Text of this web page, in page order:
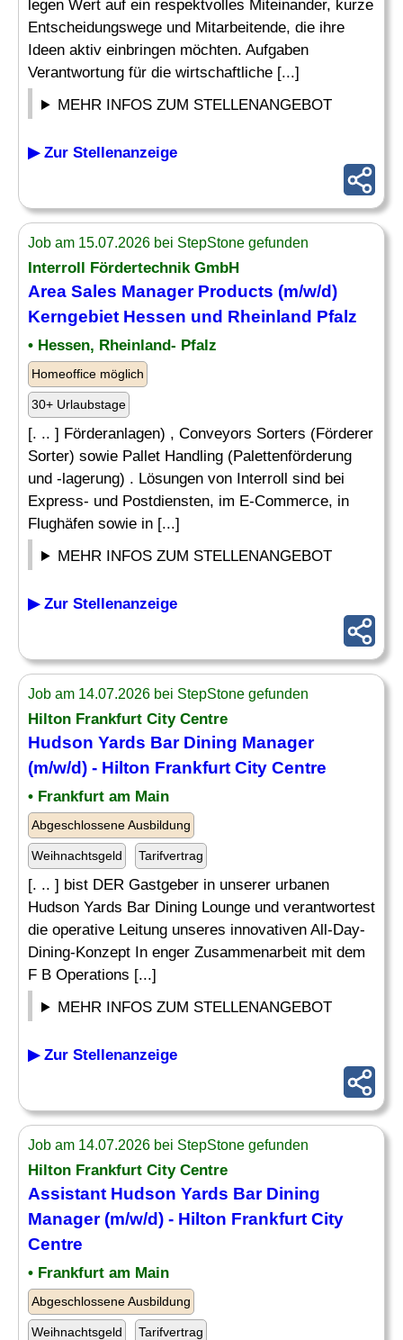
legen Wert auf ein respektvolles Miteinander, kurze
Entscheidungswege und Mitarbeitende, die ihre
Ideen aktiv einbringen möchten. Aufgaben
Verantwortung für die wirtschaftliche [...]
MEHR INFOS ZUM STELLENANGEBOT
▶ Zur Stellenanzeige
Job am 15.07.2026 bei StepStone gefunden
Interroll Fördertechnik GmbH
Area Sales ManagerProducts (m/w/d)
Kerngebiet Hessen und Rheinland Pfalz
• Hessen, Rheinland- Pfalz
Homeoffice möglich
30+ Urlaubstage
[. .. ] Förderanlagen) , Conveyors Sorters (Förderer
Sorter) sowie Pallet Handling (Palettenförderung
und -lagerung) . Lösungen von Interroll sind bei
Express- und Postdiensten, im E-Commerce, in
Flughäfen sowie in [...]
MEHR INFOS ZUM STELLENANGEBOT
▶ Zur Stellenanzeige
Job am 14.07.2026 bei StepStone gefunden
Hilton Frankfurt City Centre
Hudson Yards Bar Dining Manager
(m/w/d) - Hilton Frankfurt City Centre
• Frankfurt am Main
Abgeschlossene Ausbildung
Weihnachtsgeld Tarifvertrag
[. .. ] bist DER Gastgeber in unserer urbanen
Hudson Yards Bar Dining Lounge und verantwortest
die operative Leitung unseres innovativen All-Day-
Dining-Konzept In enger Zusammenarbeit mit dem
F B Operations [...]
MEHR INFOS ZUM STELLENANGEBOT
▶ Zur Stellenanzeige
Job am 14.07.2026 bei StepStone gefunden
Hilton Frankfurt City Centre
Assistant Hudson Yards Bar Dining
Manager(m/w/d) - Hilton Frankfurt City
Centre
• Frankfurt am Main
Abgeschlossene Ausbildung
Weihnachtsgeld Tarifvertrag